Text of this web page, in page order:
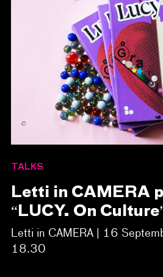
TALKS
Letti in CAMERA
“LUCY. On
Letti in CAMERA | 16
18.30